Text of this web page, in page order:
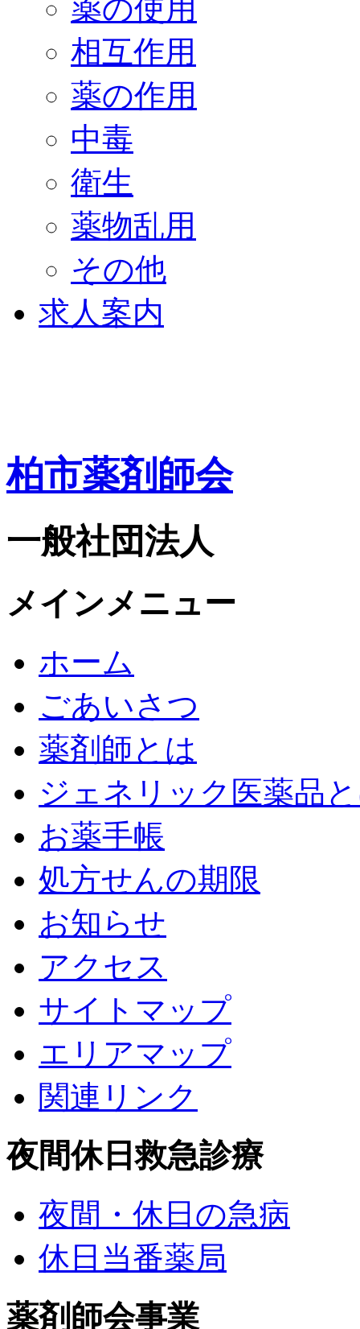
薬の使用
相互作用
薬の作用
中毒
衛生
薬物乱用
その他
求人案内
柏市薬剤師会
一般社団法人
メインメニュー
ホーム
ごあいさつ
薬剤師とは
ジェネリック医薬品
お薬手帳
処方せんの期限
お知らせ
アクセス
サイトマップ
エリアマップ
関連リンク
夜間休日救急診療
夜間・休日の急病
休日当番薬局
薬剤師会事業